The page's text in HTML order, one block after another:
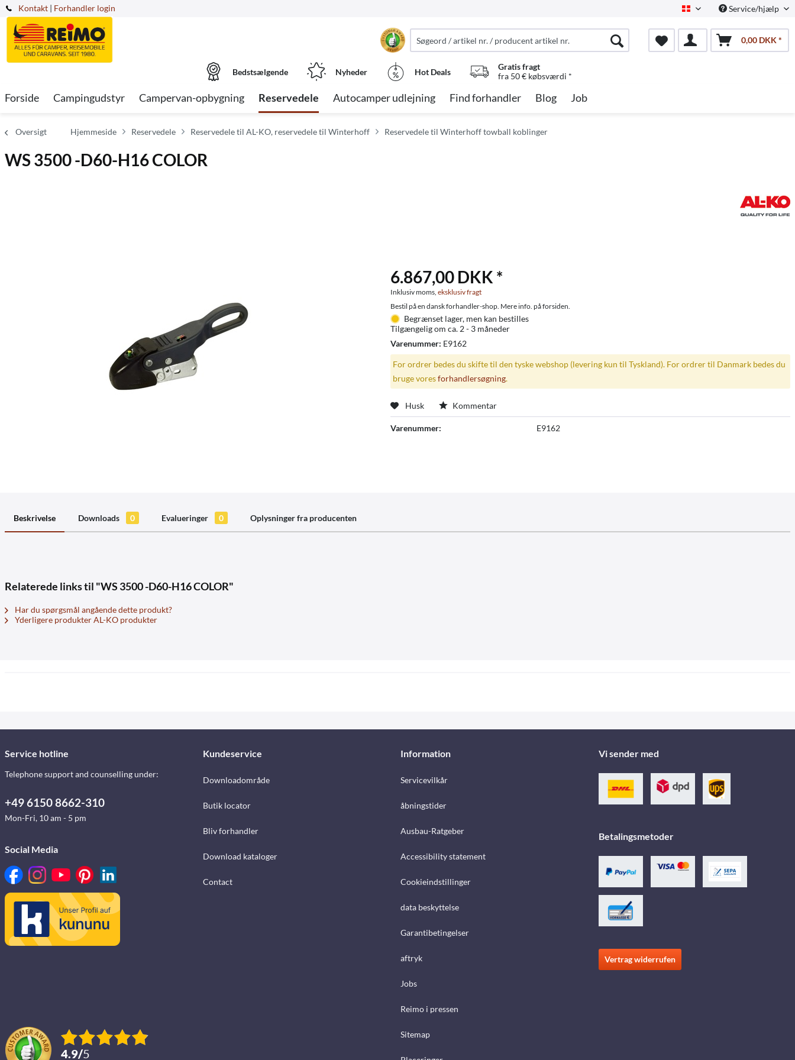
Kontakt Dansk Service/hjælp
| Forhandler login
0,00 DKK *
Bedstsælgende Nyheder Hot Deals
Gratis fragt
fra 50 € købsværdi *
Forside Campingudstyr Campervan-opbygning Reservedele Autocamper udlejning Find forhandler Blog Job
Oversigt Hjemmeside Reservedele Reservedele til AL-KO, reservedele til Winterhoff Reservedele til Winterhoff towball koblinger
WS 3500 -D60-H16 COLOR
6.867,00 DKK *
Inklusiv moms, eksklusiv fragt
Bestil på en dansk forhandler-shop. Mere info. på forsiden.
Begrænset lager, men kan bestilles
Tilgængelig om ca. 2 - 3 måneder
Varenummer: E9162
For ordrer bedes du skifte til den tyske webshop (levering kun til Tyskland). For ordrer til Danmark bedes du
bruge voresforhandlersøgning.
Husk Kommentar
Varenummer: E9162
Beskrivelse Downloads 0 Evalueringer 0 Oplysninger fra producenten
Relaterede links til "WS 3500 -D60-H16 COLOR"
Har du spørgsmål angående dette produkt?
Yderligere produkter AL-KO produkter
Service hotline
Telephone support and counselling under:
+49 6150 8662-310
Mon-Fri, 10 am - 5 pm
Social Media
4.9/5
Kundeservice
Downloadområde
Butik locator
Bliv forhandler
Download kataloger
Contact
Information
Servicevilkår
åbningstider
Ausbau-Ratgeber
Accessibility statement
Cookieindstillinger
data beskyttelse
Garantibetingelser
aftryk
Jobs
Reimo i pressen
Sitemap
Vi sender med
Betalingsmetoder
Vertrag widerrufen